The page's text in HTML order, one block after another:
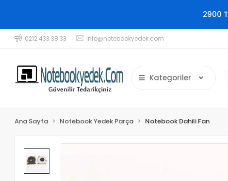
2900
0212 433 38 33 info@notebookyedek.com
Kategoriler
Ana Sayfa Notebook Yedek Parça Notebook Dahili Fan